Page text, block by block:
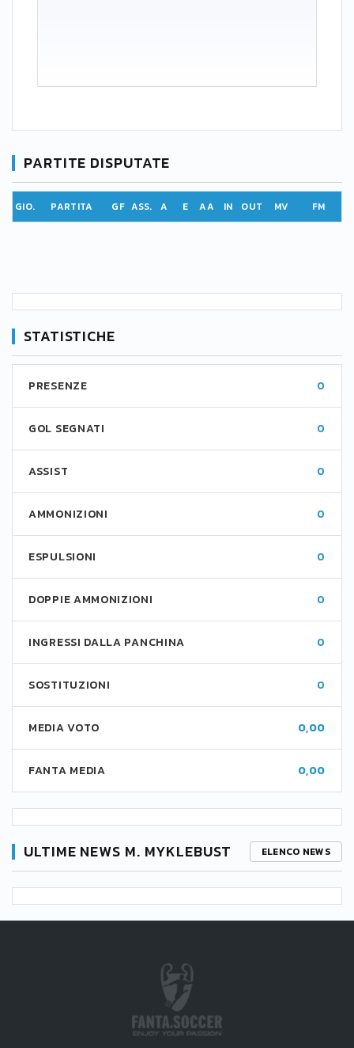
PARTITE DISPUTATE
GIO. PARTITA GF ASS. A E AA IN OUT MV FM
STATISTICHE
PRESENZE 0
GOL SEGNATI 0
ASSIST 0
AMMONIZIONI 0
ESPULSIONI 0
DOPPIE AMMONIZIONI 0
INGRESSI DALLA PANCHINA 0
SOSTITUZIONI 0
MEDIA VOTO 0,00
FANTA MEDIA 0,00
ULTIME NEWS M. MYKLEBUST ELENCO NEWS